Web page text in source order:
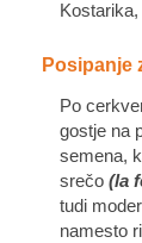
Posipanje
Po
gostje na
semena,
srečo (la
tudi
namesto